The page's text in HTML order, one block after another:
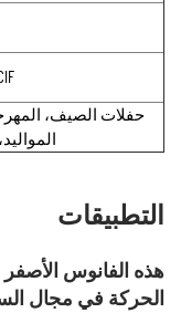
حفلات الصيف،
التطبيقات
هذه الفانوس
الحركة في مجال